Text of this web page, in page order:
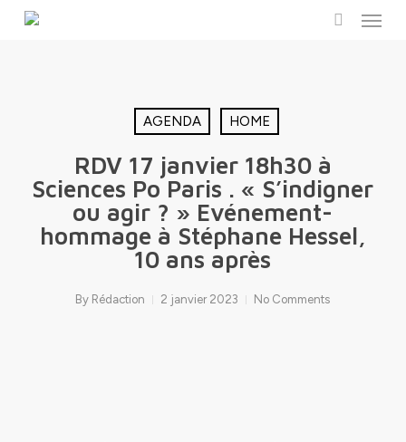
Menu
AGENDA HOME
RDV 17 janvier 18h30 à
Sciences Po Paris . « S’indigner
ou agir ? » Evénement-
hommage à Stéphane Hessel,
10 ans après
By Rédaction 2 janvier 2023 No Comments